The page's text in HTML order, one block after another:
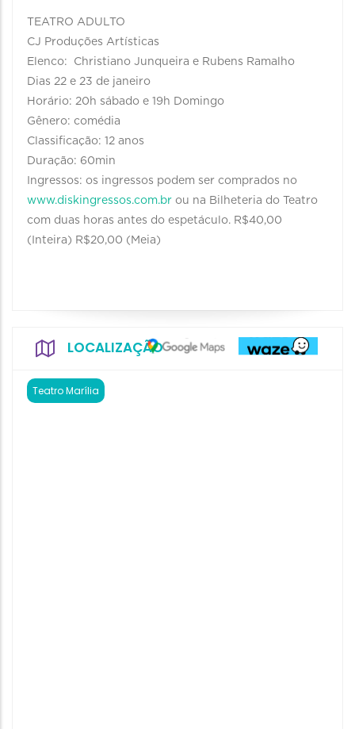
TEATRO ADULTO
CJ Produções Artísticas
Elenco: Christiano Junqueira e Rubens Ramalho
Dias 22 e 23 de janeiro
Horário: 20h sábado e 19h Domingo
Gênero: comédia
Classificação: 12 anos
Duração: 60min
Ingressos: os ingressos podem ser comprados no
www.diskingressos.com.br ou na Bilheteria do Teatro
com duas horas antes do espetáculo. R$40,00
(Inteira) R$20,00 (Meia)
LOCALIZAÇÃO
Teatro Marília